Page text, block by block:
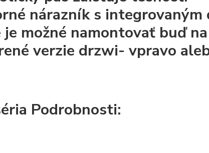
nárazník s integrovaným
je možné namontovať buď
verzie drzwi- vpravo
Podrobnosti: